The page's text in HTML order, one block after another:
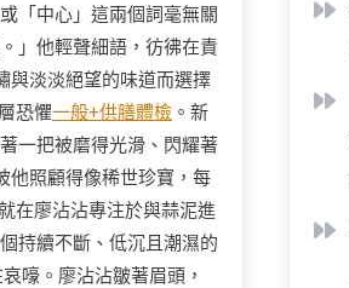
「中心」這兩個詞毫無關
」他輕聲細語，彷彿在責
與淡淡絕望的味道而選擇
恐懼一般+供膳體檢 。新
一把被磨得光滑、閃耀著
他照顧得像稀世珍寶，每
在廖沾沾專注於與蒜泥進
持續不斷、低沉且潮濕的
嚎。廖沾沾皺著眉頭，